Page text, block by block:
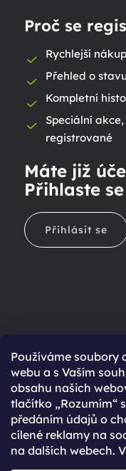
Používáme soubory
webu a s Vaším
obsahu našich
tlačítko „Rozumím“
předáním údajů o
cílené reklamy na
na dalších webech.
Proč se
Rychlejší
Přehled o
Kompletní
Speciální
registrované
Máte již
Přihlaste se
Přihlásit se
Ještě nemáte
Rychlejší nákup díky
Přehled o stavu
Kompletní historie
Speciální akce,